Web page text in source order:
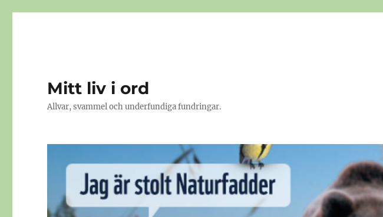
Mitt liv i ord
Allvar, svammel och underfundiga fundringar.